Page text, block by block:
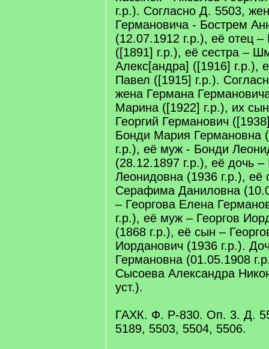
г.р.). Согласно Д. 5503,
Германовича - Бострем
(12.07.1912 г.р.), её отец
([1891] г.р.), её сестра –
Алекс[андра] ([1916] г.р.),
Павел ([1915] г.р.).
жена Германа
Марина ([1922] г.р.), их
Георгий Германович
Бонди Мария Германовна
г.р.), её муж - Бонди
(28.12.1897 г.р.), её дочь
Леонидовна (1936 г.р.), её
Серафима Даниловна
– Георгова Елена
г.р.), её муж – Георгов
(1868 г.р.), её сын –
Иорданович (1936 г.р.).
Германовна (01.05.1908
Сысоева Александра
уст.).
ГАХК. Ф. Р-830. Оп. 3. Д.
5189, 5503, 5504, 5506.